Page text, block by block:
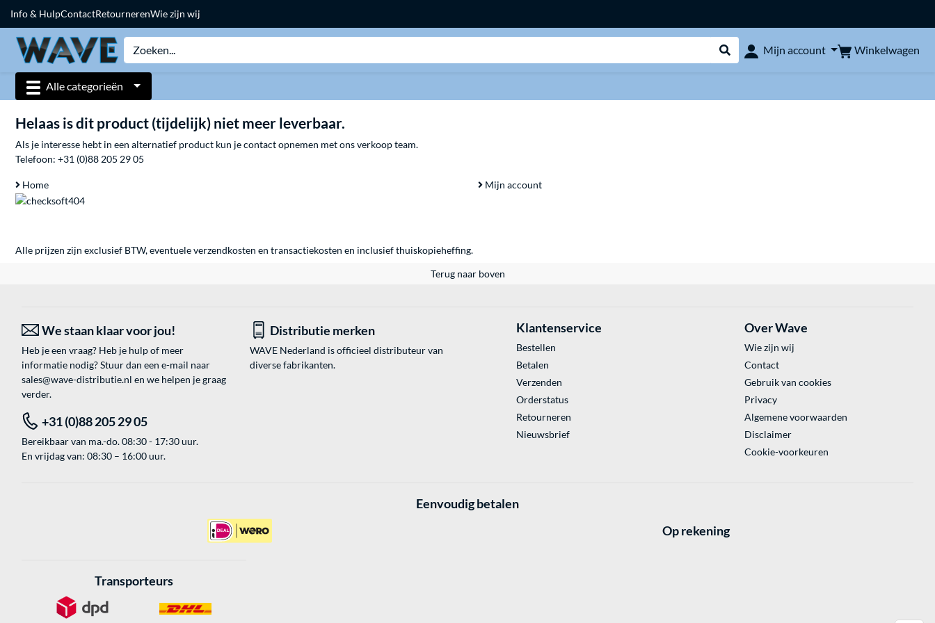
Info & HulpContactRetournerenWie zijn wij
Webshop doorzoeken
Mijn account Winkelwagen
Alle categorieën
Helaas is dit product (tijdelijk) niet meer leverbaar.
Als je interesse hebt in een alternatief product kun je contact opnemen met ons verkoop team.
Telefoon: +31 (0)88 205 29 05
Home Mijn account
Alle prijzen zijn exclusief BTW, eventuele verzendkosten en transactiekosten en inclusief thuiskopieheffing.
Terug naar boven
We staan klaar voor jou!
Heb je een vraag? Heb je hulp of meer
informatie nodig? Stuur dan een e-mail naar
sales@wave-distributie.nl en we helpen je graag
verder.
Distributie merken
WAVE Nederland is officieel distributeur van
diverse fabrikanten.
+31 (0)88 205 29 05
Bereikbaar van ma.-do. 08:30 - 17:30 uur.
En vrijdag van: 08:30 – 16:00 uur.
Klantenservice
Bestellen
Betalen
Verzenden
Orderstatus
Retourneren
Nieuwsbrief
Over Wave
Wie zijn wij
Contact
Gebruik van cookies
Privacy
Algemene voorwaarden
Disclaimer
Cookie-voorkeuren
Eenvoudig betalen
Op rekening
Transporteurs